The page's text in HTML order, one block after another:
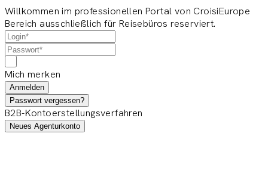
Willkommen im professionellen Portal von CroisiEurope
Bereich ausschließlich für Reisebüros reserviert.
Mich merken
Anmelden
Passwort vergessen?
B2B-Kontoerstellungsverfahren
Neues Agenturkonto